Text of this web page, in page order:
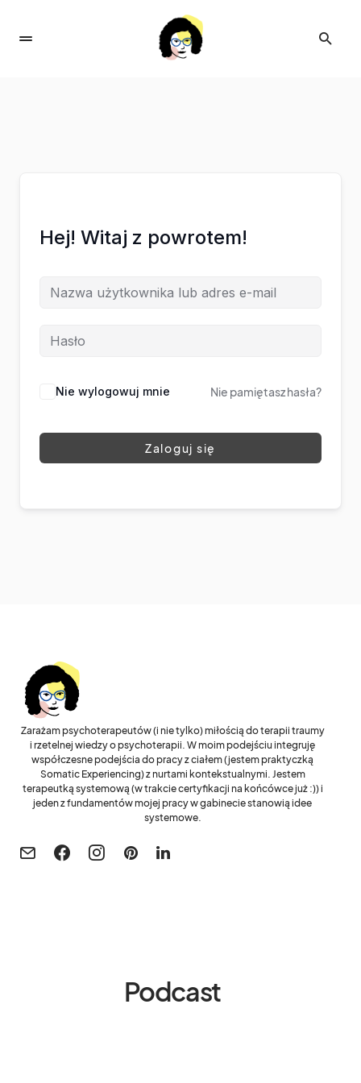
Hej! Witaj z powrotem!
Nie wylogowuj mnie Nie pamiętasz hasła?
Zaloguj się
Zarażam psychoterapeutów (i nie tylko) miłością do terapii traumy
i rzetelnej wiedzy o psychoterapii. W moim podejściu integruję
współczesne podejścia do pracy z ciałem (jestem praktyczką
Somatic Experiencing) z nurtami kontekstualnymi. Jestem
terapeutką systemową (w trakcie certyfikacji na końcówce już :)) i
jeden z fundamentów mojej pracy w gabinecie stanowią idee
systemowe.
Podcast